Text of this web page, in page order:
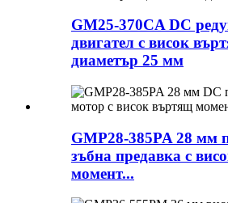
GM25-370CA DC
двигател с висок
диаметър 25 мм
GMP28-385PA 28 мм
зъбна предавка с
момент...